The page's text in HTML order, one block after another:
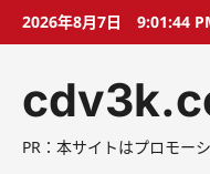
2026年8月7日 9:01:46
PR：本サイトはプロモー